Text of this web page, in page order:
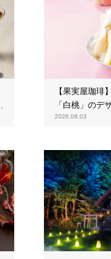
【果実屋珈琲
「白桃」のデ
2026.08.03